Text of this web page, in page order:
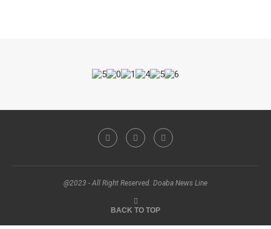
@2023 - All Right Reserved. Doaba News Line
BACK TO TOP